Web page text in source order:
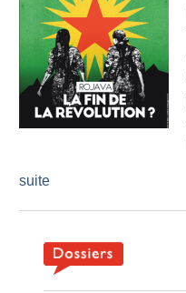
suite